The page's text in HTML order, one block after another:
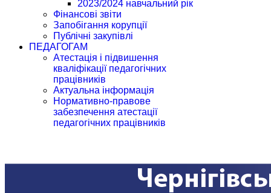
2023/2024 навчальний рік
Фінансові звіти
Запобігання корупції
Публічні закупівлі
ПЕДАГОГАМ
Атестація і підвишення
кваліфікації педагогічних
працівників
Актуальна інформація
Нормативно-правове
забезпечення атестації
педагогічних працівників